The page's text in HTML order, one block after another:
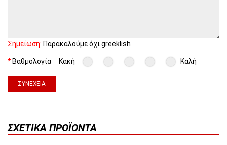
Σημείωση: Παρακαλούμε όχι greeklish
Βαθμολογία Κακή Καλή
ΣΥΝΈΧΕΙΑ
ΣΧΕΤΙΚΆ ΠΡΟΪΌΝΤΑ